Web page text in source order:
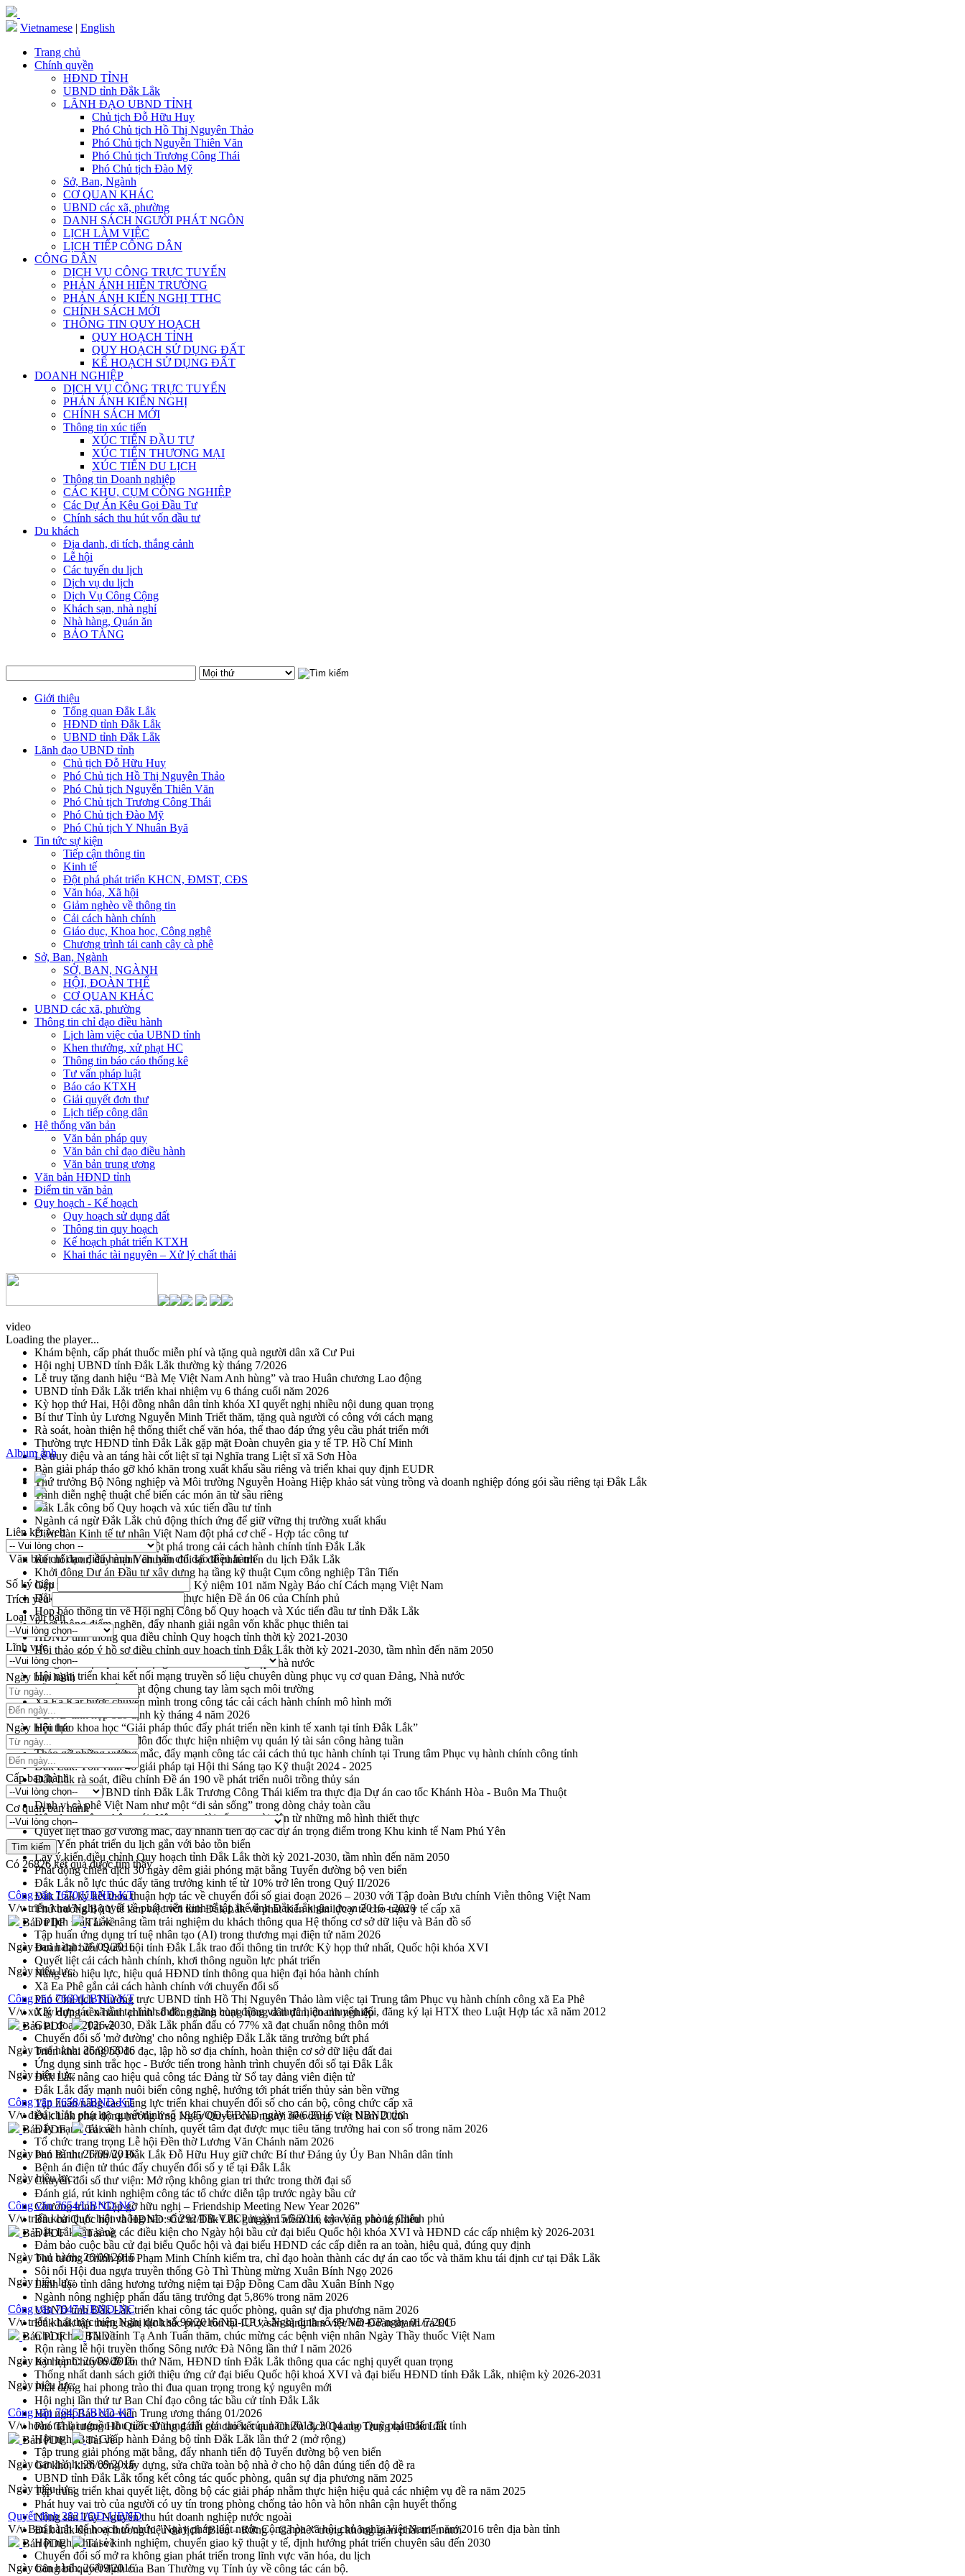
Vietnamese | English
Trang chủ
Chính quyền
HĐND TỈNH
UBND tỉnh Đắk Lắk
LÃNH ĐẠO UBND TỈNH
Chủ tịch Đỗ Hữu Huy
Phó Chủ tịch Hồ Thị Nguyên Thảo
Phó Chủ tịch Nguyễn Thiên Văn
Phó Chủ tịch Trương Công Thái
Phó Chủ tịch Đào Mỹ
Sở, Ban, Ngành
CƠ QUAN KHÁC
UBND các xã, phường
DANH SÁCH NGƯỜI PHÁT NGÔN
LỊCH LÀM VIỆC
LỊCH TIẾP CÔNG DÂN
CÔNG DÂN
DỊCH VỤ CÔNG TRỰC TUYẾN
PHẢN ÁNH HIỆN TRƯỜNG
PHẢN ÁNH KIẾN NGHỊ TTHC
CHÍNH SÁCH MỚI
THÔNG TIN QUY HOẠCH
QUY HOẠCH TỈNH
QUY HOẠCH SỬ DỤNG ĐẤT
KẾ HOẠCH SỬ DỤNG ĐẤT
DOANH NGHIỆP
DỊCH VỤ CÔNG TRỰC TUYẾN
PHẢN ÁNH KIẾN NGHỊ
CHÍNH SÁCH MỚI
Thông tin xúc tiến
XÚC TIẾN ĐẦU TƯ
XÚC TIẾN THƯƠNG MẠI
XÚC TIẾN DU LỊCH
Thông tin Doanh nghiệp
CÁC KHU, CỤM CÔNG NGHIỆP
Các Dự Án Kêu Gọi Đầu Tư
Chính sách thu hút vốn đầu tư
Du khách
Địa danh, di tích, thắng cảnh
Lễ hội
Các tuyến du lịch
Dịch vụ du lịch
Dịch Vụ Công Cộng
Khách sạn, nhà nghỉ
Nhà hàng, Quán ăn
BẢO TÀNG
Giới thiệu
Tổng quan Đắk Lắk
HĐND tỉnh Đắk Lắk
UBND tỉnh Đắk Lắk
Lãnh đạo UBND tỉnh
Chủ tịch Đỗ Hữu Huy
Phó Chủ tịch Hồ Thị Nguyên Thảo
Phó Chủ tịch Nguyễn Thiên Văn
Phó Chủ tịch Trương Công Thái
Phó Chủ tịch Đào Mỹ
Phó Chủ tịch Y Nhuân Byă
Tin tức sự kiện
Tiếp cận thông tin
Kinh tế
Đột phá phát triển KHCN, ĐMST, CĐS
Văn hóa, Xã hội
Giảm nghèo về thông tin
Cải cách hành chính
Giáo dục, Khoa học, Công nghệ
Chương trình tái canh cây cà phê
Sở, Ban, Ngành
SỞ, BAN, NGÀNH
HỘI, ĐOÀN THỂ
CƠ QUAN KHÁC
UBND các xã, phường
Thông tin chỉ đạo điều hành
Lịch làm việc của UBND tỉnh
Khen thưởng, xử phạt HC
Thông tin báo cáo thống kê
Tư vấn pháp luật
Báo cáo KTXH
Giải quyết đơn thư
Lịch tiếp công dân
Hệ thống văn bản
Văn bản pháp quy
Văn bản chỉ đạo điều hành
Văn bản trung ương
Văn bản HĐND tỉnh
Điểm tin văn bản
Quy hoạch - Kế hoạch
Quy hoạch sử dụng đất
Thông tin quy hoạch
Kế hoạch phát triển KTXH
Khai thác tài nguyên – Xử lý chất thải
video
Loading the player...
Khám bệnh, cấp phát thuốc miễn phí và tặng quà người dân xã Cư Pui
Hội nghị UBND tỉnh Đắk Lắk thường kỳ tháng 7/2026
Lễ truy tặng danh hiệu “Bà Mẹ Việt Nam Anh hùng” và trao Huân chương Lao động
UBND tỉnh Đắk Lắk triển khai nhiệm vụ 6 tháng cuối năm 2026
Kỳ họp thứ Hai, Hội đồng nhân dân tỉnh khóa XI quyết nghị nhiều nội dung quan trọng
Bí thư Tỉnh ủy Lương Nguyễn Minh Triết thăm, tặng quà người có công với cách mạng
Rà soát, hoàn thiện hệ thống thiết chế văn hóa, thể thao đáp ứng yêu cầu phát triển mới
Thường trực HĐND tỉnh Đắk Lắk gặp mặt Đoàn chuyên gia y tế TP. Hồ Chí Minh
Lễ truy điệu và an táng hài cốt liệt sĩ tại Nghĩa trang Liệt sĩ xã Sơn Hòa
Bàn giải pháp tháo gỡ khó khăn trong xuất khẩu sầu riêng và triển khai quy định EUDR
Thứ trưởng Bộ Nông nghiệp và Môi trường Nguyễn Hoàng Hiệp khảo sát vùng trồng và doanh nghiệp đóng gói sầu riêng tại Đắk Lắk
Trình diễn nghệ thuật chế biến các món ăn từ sầu riêng
Đắk Lắk công bố Quy hoạch và xúc tiến đầu tư tỉnh
Ngành cá ngừ Đắk Lắk chủ động thích ứng để giữ vững thị trường xuất khẩu
Diễn đàn Kinh tế tư nhân Việt Nam đột phá cơ chế - Hợp tác công tư
Đề án 06 tạo bước ngoặt đột phá trong cải cách hành chính tỉnh Đắk Lắk
Kết nối tour, đẩy mạnh chuyển đổi số để phát triển du lịch Đắk Lắk
Khởi động Dự án Đầu tư xây dựng hạ tầng kỹ thuật Cụm công nghiệp Tân Tiến
Gặp mặt các cơ quan báo chí nhân Kỷ niệm 101 năm Ngày Báo chí Cách mạng Việt Nam
Đắk Lắk sơ kết 4 năm triển khai thực hiện Đề án 06 của Chính phủ
Họp báo thông tin về Hội nghị Công bố Quy hoạch và Xúc tiến đầu tư tỉnh Đắk Lắk
Khơi thông điểm nghẽn, đẩy nhanh giải ngân vốn khắc phục thiên tai
HĐND tỉnh thông qua điều chỉnh Quy hoạch tỉnh thời kỳ 2021-2030
Hội thảo góp ý hồ sơ điều chỉnh quy hoạch tỉnh Đắk Lắk thời kỳ 2021-2030, tầm nhìn đến năm 2050
Nâng cao hiệu quả hoạt động của các doanh nghiệp nhà nước
Hội nghị triển khai kết nối mạng truyền số liệu chuyên dùng phục vụ cơ quan Đảng, Nhà nước
Lễ phát động chuỗi hoạt động chung tay làm sạch môi trường
Xã Ea Kar bước chuyển mình trong công tác cải cách hành chính mô hình mới
UBND tỉnh họp báo định kỳ tháng 4 năm 2026
Hội thảo khoa học “Giải pháp thúc đẩy phát triển nền kinh tế xanh tại tỉnh Đắk Lắk”
Tăng cường giám sát, đôn đốc thực hiện nhiệm vụ quản lý tài sản công hàng tuần
Tháo gỡ những vướng mắc, đẩy mạnh công tác cải cách thủ tục hành chính tại Trung tâm Phục vụ hành chính công tỉnh
Đắk Lắk: Tôn vinh 46 giải pháp tại Hội thi Sáng tạo Kỹ thuật 2024 - 2025
Đắk Lắk rà soát, điều chỉnh Đề án 190 về phát triển nuôi trồng thủy sản
Phó Chủ tịch UBND tỉnh Đắk Lắk Trương Công Thái kiểm tra thực địa Dự án cao tốc Khánh Hòa - Buôn Ma Thuột
Định vị cà phê Việt Nam như một “di sản sống” trong dòng chảy toàn cầu
Xây dựng nông thôn mới: Nâng cao đời sống người dân từ những mô hình thiết thực
Quyết liệt tháo gỡ vướng mắc, đẩy nhanh tiến độ các dự án trọng điểm trong Khu kinh tế Nam Phú Yên
Hòn Yến phát triển du lịch gắn với bảo tồn biển
Lấy ý kiến điều chỉnh Quy hoạch tỉnh Đắk Lắk thời kỳ 2021-2030, tầm nhìn đến năm 2050
Phát động chiến dịch 30 ngày đêm giải phóng mặt bằng Tuyến đường bộ ven biển
Đắk Lắk nỗ lực thúc đẩy tăng trưởng kinh tế từ 10% trở lên trong Quý II/2026
Đắk Lắk ký kết thỏa thuận hợp tác về chuyển đổi số giai đoạn 2026 – 2030 với Tập đoàn Bưu chính Viễn thông Việt Nam
Thứ trưởng Bộ Y tế làm việc với tỉnh Đắk Lắk về phát triển nhân lực y tế cho trạm y tế cấp xã
Du lịch Đắk Lắk nâng tầm trải nghiệm du khách thông qua Hệ thống cơ sở dữ liệu và Bản đồ số
Tập huấn ứng dụng trí tuệ nhân tạo (AI) trong thương mại điện tử năm 2026
Đoàn đại biểu Quốc hội tỉnh Đắk Lắk trao đổi thông tin trước Kỳ họp thứ nhất, Quốc hội khóa XVI
Quyết liệt cải cách hành chính, khơi thông nguồn lực phát triển
Nâng cao hiệu lực, hiệu quả HĐND tỉnh thông qua hiện đại hóa hành chính
Xã Ea Phê gắn cải cách hành chính với chuyển đổi số
Phó Chủ tịch Thường trực UBND tỉnh Hồ Thị Nguyên Thảo làm việc tại Trung tâm Phục vụ hành chính công xã Ea Phê
Xây dựng nền hành chính số đồng hành cùng nông dân dân, doanh nghiệp
Giai đoạn 2026-2030, Đắk Lắk phấn đấu có 77% xã đạt chuẩn nông thôn mới
Chuyển đổi số 'mở đường' cho nông nghiệp Đắk Lắk tăng trưởng bứt phá
Triển khai đồng bộ đo đạc, lập hồ sơ địa chính, hoàn thiện cơ sở dữ liệu đất đai
Ứng dụng sinh trắc học - Bước tiến trong hành trình chuyển đổi số tại Đắk Lắk
Đắk Lắk nâng cao hiệu quả công tác Đảng từ Sổ tay đảng viên điện tử
Đắk Lắk đẩy mạnh nuôi biển công nghệ, hướng tới phát triển thủy sản bền vững
Tập huấn nâng cao năng lực triển khai chuyển đổi số cho cán bộ, công chức cấp xã
Đắk Lắk phát động hưởng ứng Ngày Quyền của người tiêu dùng Việt Nam 2026
Đẩy mạnh cải cách hành chính, quyết tâm đạt được mục tiêu tăng trưởng hai con số trong năm 2026
Tổ chức trang trọng Lễ hội Đền thờ Lương Văn Chánh năm 2026
Phó Bí thư Tỉnh ủy Đắk Lắk Đỗ Hữu Huy giữ chức Bí thư Đảng ủy Ủy Ban Nhân dân tỉnh
Bệnh án điện tử thúc đẩy chuyển đổi số y tế tại Đắk Lắk
Chuyển đổi số thư viện: Mở rộng không gian tri thức trong thời đại số
Đánh giá, rút kinh nghiệm công tác tổ chức diễn tập trước ngày bầu cử
Chương trình “Gặp gỡ hữu nghị – Friendship Meeting New Year 2026”
Bầu cử Quốc hội và HĐND: Cử tri Đắk Lắk gửi gắm niềm tin, kỳ vọng vào lá phiếu
Đắk Lắk sẵn sàng các điều kiện cho Ngày hội bầu cử đại biểu Quốc hội khóa XVI và HĐND các cấp nhiệm kỳ 2026-2031
Đảm bảo cuộc bầu cử đại biểu Quốc hội và đại biểu HĐND các cấp diễn ra an toàn, hiệu quả, đúng quy định
Thủ tướng Chính phủ Phạm Minh Chính kiểm tra, chỉ đạo hoàn thành các dự án cao tốc và thăm khu tái định cư tại Đắk Lắk
Sôi nổi Hội đua ngựa truyền thống Gò Thì Thùng mừng Xuân Bính Ngọ 2026
Lãnh đạo tỉnh dâng hương tưởng niệm tại Đập Đồng Cam đầu Xuân Bính Ngọ
Ngành nông nghiệp phấn đấu tăng trưởng đạt 5,86% trong năm 2026
UBND tỉnh Đắk Lắk triển khai công tác quốc phòng, quân sự địa phương năm 2026
Đắk Lắk tập trung toàn lực khắc phục tồn tại IUU, sẵn sàng làm việc với Đoàn thanh tra EC
Chủ tịch UBND tỉnh Tạ Anh Tuấn thăm, chúc mừng các bệnh viện nhân Ngày Thầy thuốc Việt Nam
Rộn ràng lễ hội truyền thống Sông nước Đà Nông lần thứ I năm 2026
Kỳ họp Chuyên đề lần thứ Năm, HĐND tỉnh Đắk Lắk thông qua các nghị quyết quan trọng
Thống nhất danh sách giới thiệu ứng cử đại biểu Quốc hội khoá XVI và đại biểu HĐND tỉnh Đắk Lắk, nhiệm kỳ 2026-2031
Phát động hai phong trào thi đua quan trọng trong kỷ nguyên mới
Hội nghị lần thứ tư Ban Chỉ đạo công tác bầu cử tỉnh Đắk Lắk
Hội nghị Báo cáo viên Trung ương tháng 01/2026
Phó Thủ tướng Hồ Quốc Dũng đánh giá cao kết quả Chiến dịch Quang Trung tại Đắk Lắk
Hội nghị Ban Chấp hành Đảng bộ tỉnh Đắk Lắk lần thứ 2 (mở rộng)
Tập trung giải phóng mặt bằng, đẩy nhanh tiến độ Tuyến đường bộ ven biển
Gỡ khó, khởi công xây dựng, sửa chữa toàn bộ nhà ở cho hộ dân đúng tiến độ đề ra
UBND tỉnh Đắk Lắk tổng kết công tác quốc phòng, quân sự địa phương năm 2025
Tập trung triển khai quyết liệt, đồng bộ các giải pháp nhằm thực hiện hiệu quả các nhiệm vụ đề ra năm 2025
Phát huy vai trò của người có uy tín trong phòng chống tảo hôn và hôn nhân cận huyết thống
Nông sản Tây Nguyên thu hút doanh nghiệp nước ngoài
Đắk Lắk định vị thương hiệu du lịch “Biển – Rừng – Cà phê” trong không gian phát triển mới
Hội nghị chia sẻ kinh nghiệm, chuyển giao kỹ thuật y tế, định hướng phát triển chuyên sâu đến 2030
Chuyển đổi số mở ra không gian phát triển trong lĩnh vực văn hóa, du lịch
Công bố quyết định của Ban Thường vụ Tỉnh ủy về công tác cán bộ.
Album ảnh
Liên kết web
Văn bản chỉ đạo điều hành Văn bản chỉ đạo điều hành
Số ký hiệu
Trích yếu
Loại văn bản
Lĩnh vực
Ngày ban hành
Ngày hiệu lực
Cấp ban hành
Cơ quan ban hành
Có 26826kết quả được tìm thấy
Công văn 7670/UBND-KT
V/v triển khai Nghị quyết về phát triển kinh tế tập thể tỉnh Đắk Lắk giai đoạn 2016 - 2020
Bản PDF
Tải về
Ngày ban hành:26/09/2016
Ngày hiệu lực:
Công văn 7669/UBND-KT
V/v xử lý Hợp tác xã tồn tại hình thức, ngừng hoạt động và thực hiện chuyển đổi, đăng ký lại HTX theo Luật Hợp tác xã năm 2012
Bản PDF
Tải về
Ngày ban hành: 26/09/2016
Ngày hiệu lực:
Công văn 7658/UBND-KT
V/v điều chỉnh phụ lục quyết định số 1845/QĐ-UBND ngày 30/6/2016 của UBND tỉnh
Bản PDF
Tải về
Ngày ban hành:26/09/2016
Ngày hiệu lực:
Công văn 7654/UBND-NC
V/v triển khai thực hiện thông báo số 292/TB-VPCP ngày 15/5/2016 của Văn phòng Chính phủ
Bản PDF
Tải về
Ngày ban hành:26/09/2016
Ngày hiệu lực:
Công văn 7647/UBND-NC
V/v triển khai thực hiện Nghị định số 96/2016/NĐ-CP và Nghị định số 99/NĐ-CP ngày 01/7/2016
Bản PDF
Tải về
Ngày ban hành:26/09/2016
Ngày hiệu lực:
Công văn 7645/UBND-KT
V/v hoàn trả lại nguồn thu tiền sử dụng đất còn thiếu của năm 2013, 2014 cho Quỹ phát triển đất tỉnh
Bản PDF
Tải về
Ngày ban hành:26/09/2016
Ngày hiệu lực:
Quyết định 2821/QĐ-UBND
V/v Ban hành Kế hoạch tổ chức "Ngày pháp luật nước Cộng hòa xã hội chủ nghĩa Việt Nam" năm 2016 trên địa bàn tỉnh
Bản PDF
Tải về
Ngày ban hành:26/09/2016